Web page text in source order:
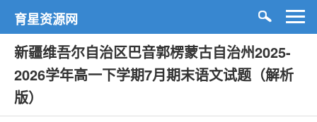
育星资源网
新疆维吾尔自治区巴音郭楞蒙古自治州2025-
2026学年高一下学期7月期末语文试题（解析
版）